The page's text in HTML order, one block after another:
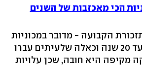
הכי מאכזבות של השנים
הקבועה - מדובר במכוניות
משומשות, בנות 10 עד 20 שנה וכאלה שלעיתים עברו
מקיפה היא חובה, שכן עלויות